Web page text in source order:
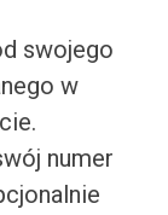
swojego
w
numer